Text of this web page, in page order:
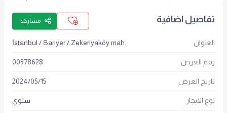
تفاصيل اضافية مشاركة
العنوان İstanbul / Sarıyer / Zekeriyaköy mah.
رقم العرض 00378628
تاريخ العرض 2024/05/15
نوع الايجار سنوي